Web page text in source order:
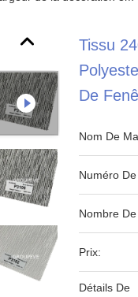
Tissu
De
Nom De
Numéro
Nombre
Prix:
Détails De